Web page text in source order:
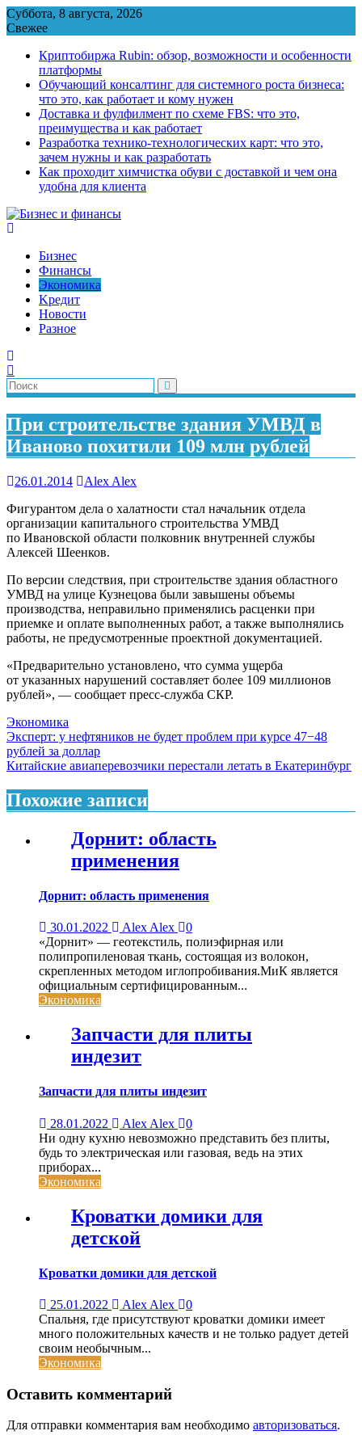
Перейти
к
Суббота, 8 августа, 2026
Свежее
Криптобиржа Rubin: обзор, возможности и особенности
платформы
Обучающий консалтинг для системного роста бизнеса:
что это, как работает и кому нужен
Доставка и фулфилмент по схеме FBS: что это,
преимущества и как работает
Разработка технико-технологических карт: что это,
зачем нужны и как разработать
Как проходит химчистка обуви с доставкой и чем она
удобна для клиента
Бизнес
Финансы
Экономика
Kредит
Новости
Разное
При строительстве здания УМВД в
Иваново похитили 109 млн рублей
26.01.2014
Alex Alex
Фигурантом дела о халатности стал начальник отдела
организации капитального строительства УМВД
по Ивановской области полковник внутренней службы
Алексей Шеенков.
По версии следствия, при строительстве здания областного
УМВД на улице Кузнецова были завышены объемы
производства, неправильно применялись расценки при
приемке и оплате выполненных работ, а также выполнялись
работы, не предусмотренные проектной документацией.
«Предварительно установлено, что сумма ущерба
от указанных нарушений составляет более 109 миллионов
рублей», — сообщает пресс-служба СКР.
Экономика
Навигация
по
Эксперт: у нефтяников не будет проблем при курсе 47−48
рублей за доллар
Китайские авиаперевозчики перестали летать в Екатеринбург
Похожие записи
Дорнит: область
применения
Дорнит: область применения
30.01.2022 Alex Alex
0
«Дорнит» — геотекстиль, полиэфирная или
полипропиленовая ткань, состоящая из волокон,
скрепленных методом иглопробивания.МиК является
официальным сертифицированным...
Экономика
Запчасти для плиты
индезит
Запчасти для плиты индезит
28.01.2022 Alex Alex
0
Ни одну кухню невозможно представить без плиты,
будь то электрическая или газовая, ведь на этих
приборах...
Экономика
Кроватки домики для
детской
Кроватки домики для детской
25.01.2022 Alex Alex
0
Спальня, где присутствуют кроватки домики имеет
много положительных качеств и не только радует детей
своим необычным...
Экономика
Оставить комментарий
Для отправки комментария вам необходимо авторизоваться.